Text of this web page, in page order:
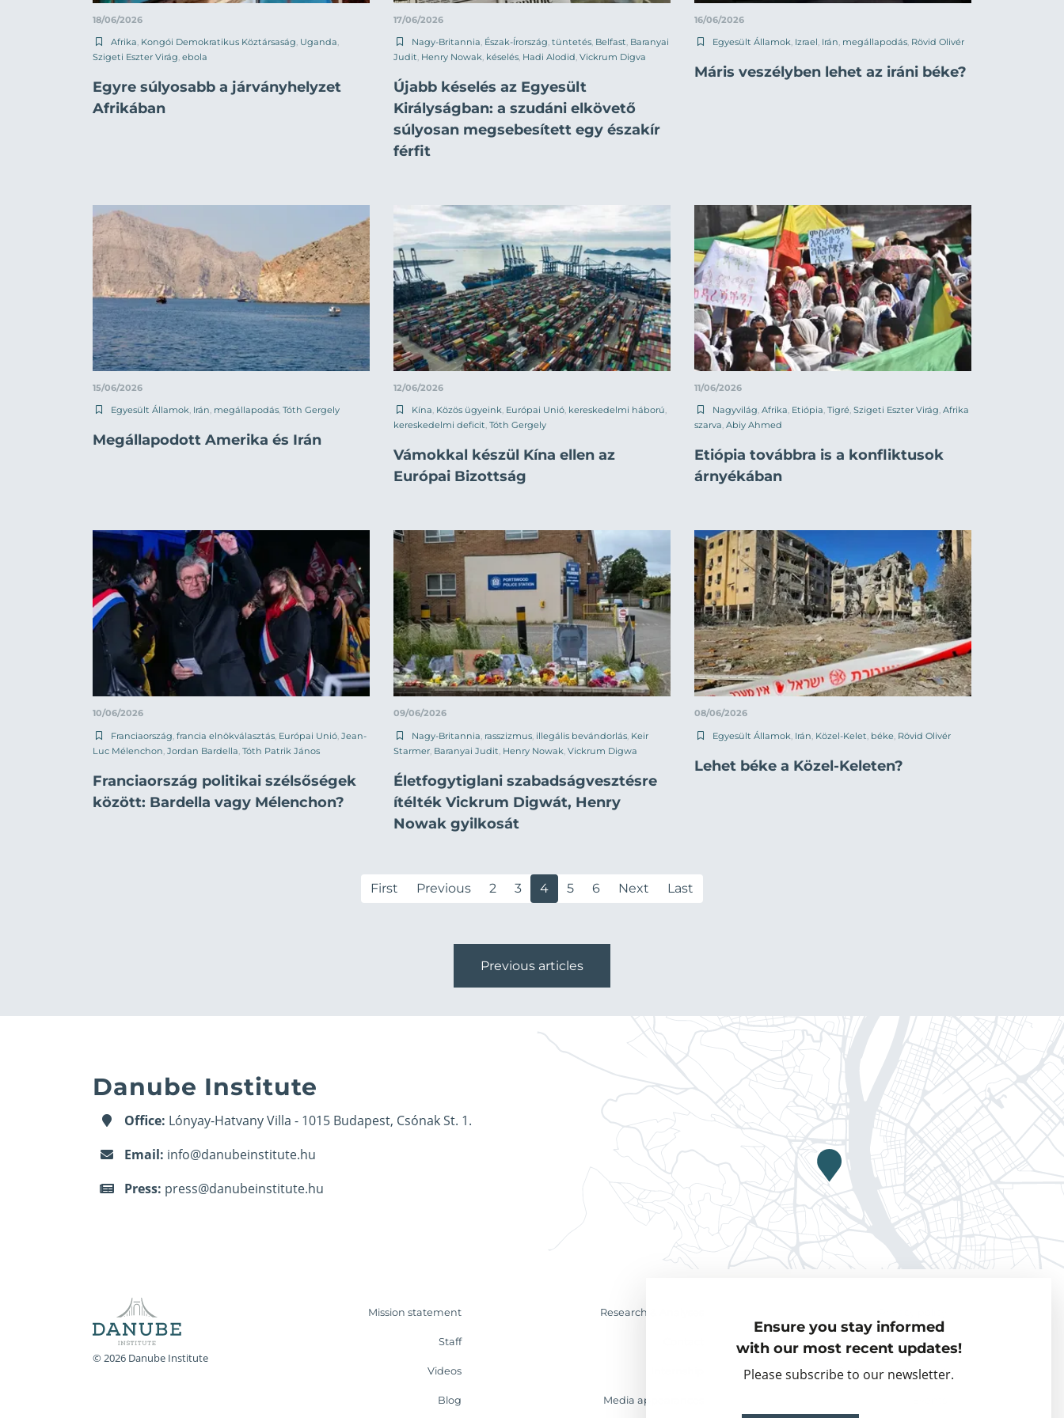
Ensure you stay informed
with our most recent updates!
Please subscribe to our newsletter.
18/06/2026
Afrika Kongói Demokratikus Köztársaság Uganda
Szigeti Eszter Virág ebola
Egyre súlyosabb a járványhelyzet
Afrikában
17/06/2026
Nagy-Britannia Észak-Írország tüntetés Belfast Baranyai
Judit Henry Nowak késelés Hadi Alodid Vickrum Digva
Újabb késelés az Egyesült
Királyságban: a szudáni elkövető
súlyosan megsebesített egy északír
férfit
16/06/2026
Egyesült Államok Izrael Irán megállapodás Rövid Olivér
Máris veszélyben lehet az iráni béke?
15/06/2026
Egyesült Államok, Irán, megállapodás, Tóth Gergely
Megállapodott Amerika és Irán
12/06/2026
Kína, Közös ügyeink, Európai Unió, kereskedelmi háború,
kereskedelmi deficit, Tóth Gergely
Vámokkal készül Kína ellen az
Európai Bizottság
11/06/2026
Nagyvilág, Afrika, Etiópia, Tigré, Szigeti Eszter Virág, Afrika
szarva, Abiy Ahmed
Etiópia továbbra is a konfliktusok
árnyékában
10/06/2026
Franciaország francia elnökválasztás Európai Unió Jean-
Luc Mélenchon Jordan Bardella Tóth Patrik János
Franciaország politikai szélsőségek
között: Bardella vagy Mélenchon?
09/06/2026
Nagy-Britannia rasszizmus illegális bevándorlás Keir
Starmer Baranyai Judit Henry Nowak Vickrum Digwa
Életfogytiglani szabadságvesztésre
ítélték Vickrum Digwát, Henry
Nowak gyilkosát
08/06/2026
Egyesült Államok Irán Közel-Kelet béke Rövid Olivér
Lehet béke a Közel-Keleten?
First Previous 2 3 4 5 6 Next Last
Previous articles
Danube Institute
Office: Lónyay-Hatvany Villa - 1015 Budapest, Csónak St. 1.
Email: info@danubeinstitute.hu
Press: press@danubeinstitute.hu
© 2026 Danube Institute
Mission statement Research & Analyses
Staff Visiting Fellows
Videos Partner organisations
Blog Media appearances